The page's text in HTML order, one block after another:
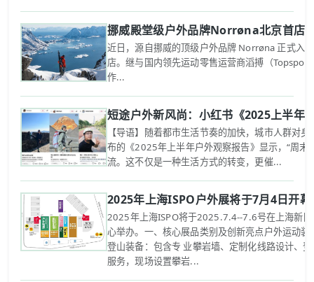
挪威殿堂级户外品牌Norrøna北京首店
近日，源自挪威的顶级户外品牌 Norrøna 正式入
店。继与国内领先运动零售运营商滔搏（
作...
短途户外新风尚：小红书《2025上半年
【导语】随着都市生活节奏的加快，城市人群对
布的《2025年上半年户外观察报告》显示，“周末
流。这不仅是一种生活方式的转变，更催...
2025年上海ISPO户外展将于7月4日开幕
2025年上海ISPO将于2025.7.4--7.6号在上海新
心举办。一、核心展品类别及创新亮点‌户外运动装
登山装备：包含专 业攀岩墙、定制化线路设计、
服务，现场设置攀岩...